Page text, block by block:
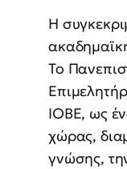
Η
Το
ΙΟΒΕ, ως
χώρας,
γνώσης,